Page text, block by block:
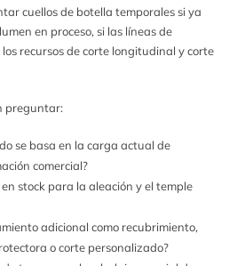
cuellos de botella temporales si ya
en proceso, si las líneas de
recursos de corte longitudinal y corte
preguntar:
se basa en la carga actual de
comercial?
stock para la aleación y el temple
adicional como recubrimiento,
o corte personalizado?